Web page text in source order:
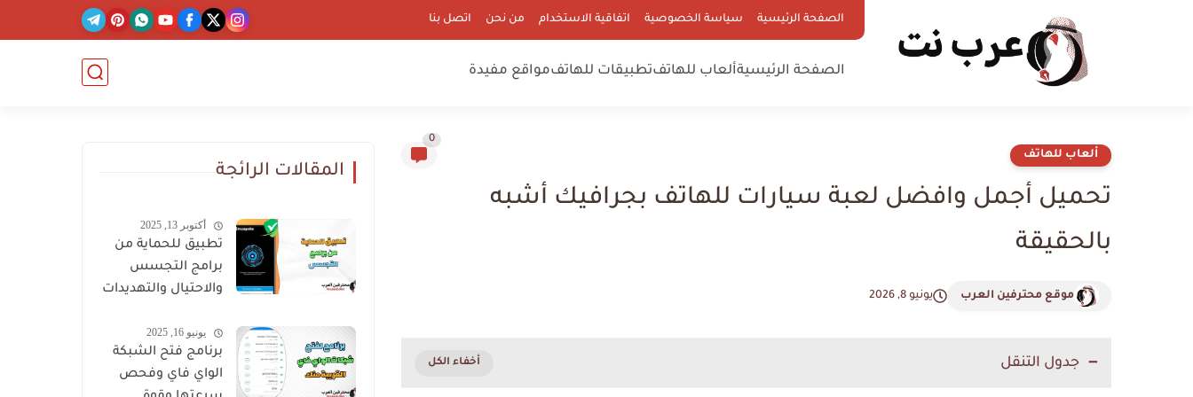
الصفحة الرئيسية سياسة الخصوصية اتفاقية الاستخدام من نحن اتصل بنا
الصفحة الرئيسيةألعاب للهاتفتطبيقات للهاتفمواقع مفيدة
ألعاب للهاتف
0
تحميل أجمل وافضل لعبة سيارات للهاتف بجرافيك أشبه
بالحقيقة
موقع محترفين العرب يونيو 8, 2026
جدول التنقل
المقالات الرائجة
أكتوبر 13, 2025
تطبيق للحماية من
برامج التجسس
والاحتيال والتهديدات
يونيو 16, 2025
برنامج فتح الشبكة
الواي فاي وفحص